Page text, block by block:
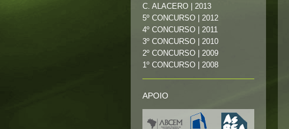
C. ALACERO | 2013
5º CONCURSO | 2012
4º CONCURSO | 2011
3º CONCURSO | 2010
2º CONCURSO | 2009
1º CONCURSO | 2008
APOIO